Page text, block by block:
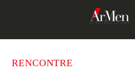
RENCONTRE